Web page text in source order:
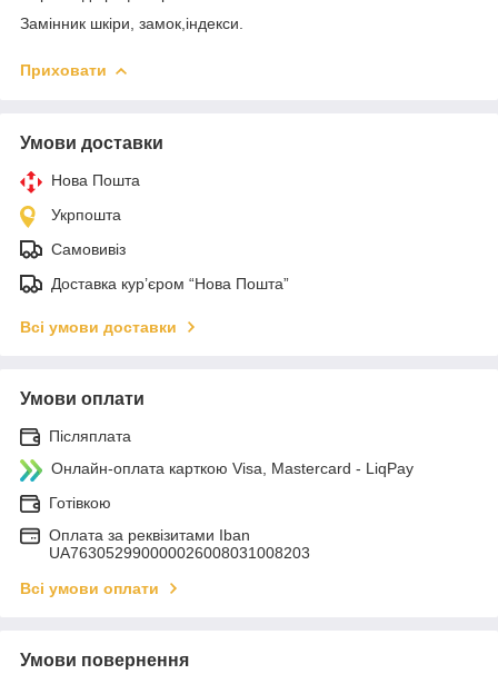
Замінник шкіри, замок,індекси.
Приховати
Умови доставки
Нова Пошта
Укрпошта
Самовивіз
Доставка кур’єром “Нова Пошта”
Всі умови доставки
Умови оплати
Післяплата
Онлайн-оплата карткою Visa, Mastercard - LiqPay
Готівкою
Оплата за реквізитами Iban
UA763052990000026008031008203
Всі умови оплати
Умови повернення